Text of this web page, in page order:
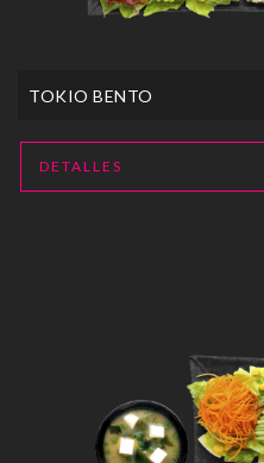
TOKIO BENTO
DETALLES